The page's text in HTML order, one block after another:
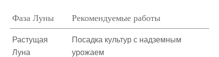
Фаза Луны Рекомендуемые работы
Растущая
Луна
Посадка культур с надземным
урожаем